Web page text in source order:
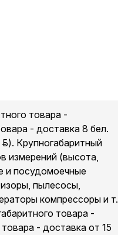
товара -
- доставка 8 бел.
Крупногабаритный
измерений (высота,
и посудомоечные
пылесосы,
компрессоры и т.
товара -
- доставка от 15